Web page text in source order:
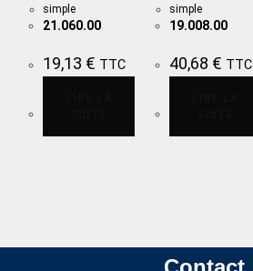
simple
21.060.00
19,13 € TTC
simple
19.008.00
40,68 € TTC